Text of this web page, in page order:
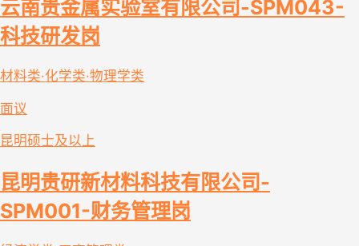
云南贵金属实验室有限公司-SPM043-
科技研发岗
材料类·化学类·物理学类
面议
昆明硕士及以上
昆明贵研新材料科技有限公司-
SPM001-财务管理岗